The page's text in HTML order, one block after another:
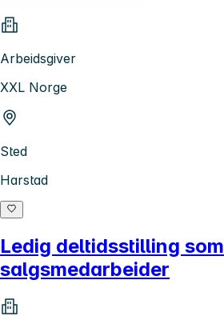
Arbeidsgiver
XXL Norge
Sted
Harstad
Ledig deltidsstilling som
salgsmedarbeider